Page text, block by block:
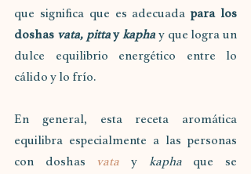
que significa que es adecuada para los
doshas vata, pitta y kapha y que logra un
dulce equilibrio energético entre lo
cálido y lo frío.
En general, esta receta aromática
equilibra especialmente a las personas
con doshas vata y kapha que se